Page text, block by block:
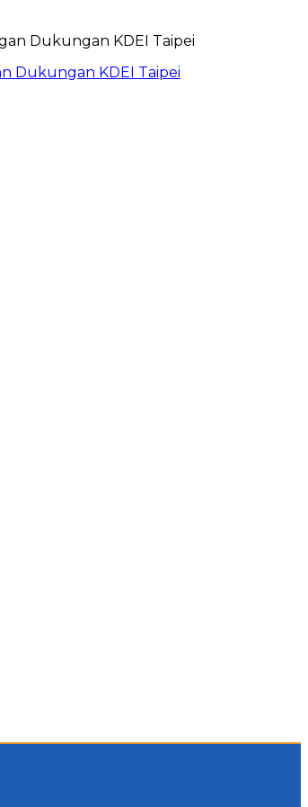
Dukungan KDEI Taipei